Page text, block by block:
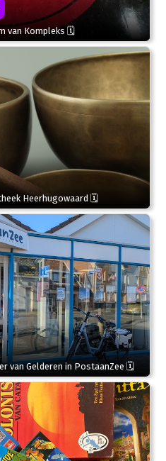
van Kompleks 🗓
Heerhugowaard 🗓
van Gelderen in PostaanZee 🗓